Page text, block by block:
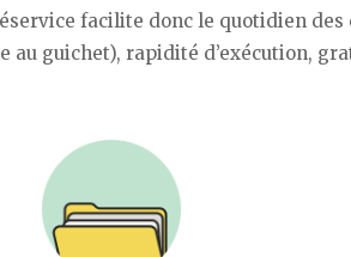
facilite donc le quotidien
au guichet), rapidité d’exécution,